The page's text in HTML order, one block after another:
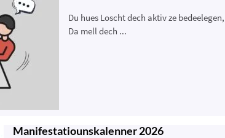
Du hues Loscht dech aktiv ze
Da mell dech ...
Manifestatiounskalenner 2026